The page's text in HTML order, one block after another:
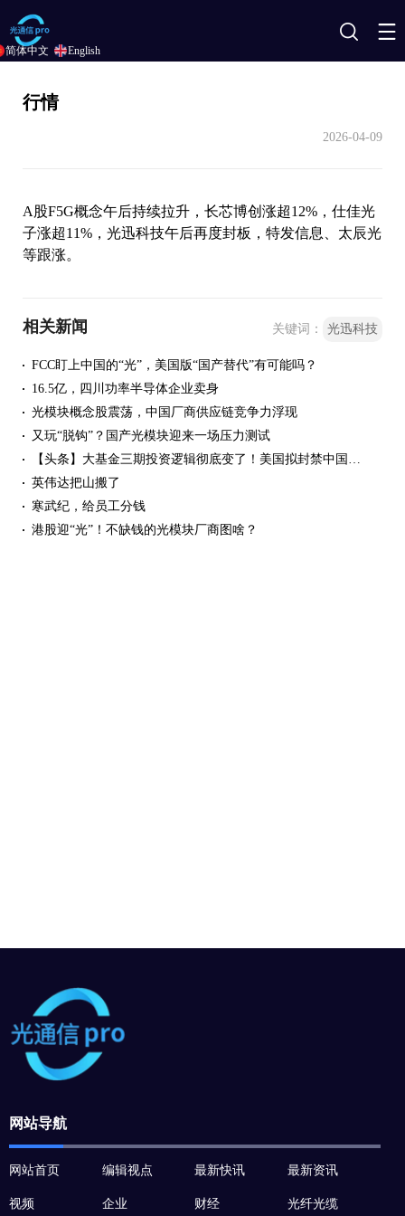
搜
行情
2026-04-09
A股F5G概念午后持续拉升，长芯博创涨超12%，仕佳光
子涨超11%，光迅科技午后再度封板，特发信息、太辰光
等跟涨。
相关新闻 关键词： 光迅科技
FCC盯上中国的“光”，美国版“国产替代”有可能吗？
16.5亿，四川功率半导体企业卖身
光模块概念股震荡，中国厂商供应链竞争力浮现
又玩“脱钩”？国产光模块迎来一场压力测试
英伟达把山搬了
寒武纪，给员工分钱
港股迎“光”！不缺钱的光模块厂商图啥？
网站导航
网站首页 编辑视点 最新快讯 最新资讯
视频 企业 财经 光纤光缆
简体中文 English